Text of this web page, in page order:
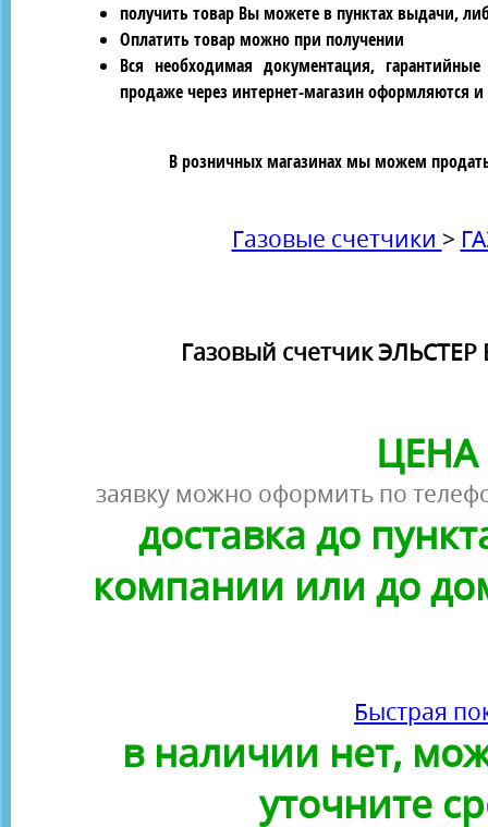
получить товар Вы можете в пунктах выдачи,
Оплатить товар можно при получении
Вся необходимая документация,
продаже через интернет-магазин оформляются
В розничных магазинах мы можем
Газовые счетчики >
Газовый счетчик
ЦЕНА
заявку можно оформить по
доставка до
компании или до
Быстрая
в наличии нет,
уточните